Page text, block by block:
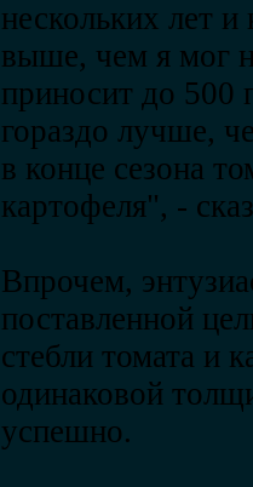
нескольких лет и
выше, чем я мог
приносит до 500
гораздо лучше,
в конце сезона
картофеля", -
Впрочем,
поставленной
стебли томата и
одинаковой
успешно.